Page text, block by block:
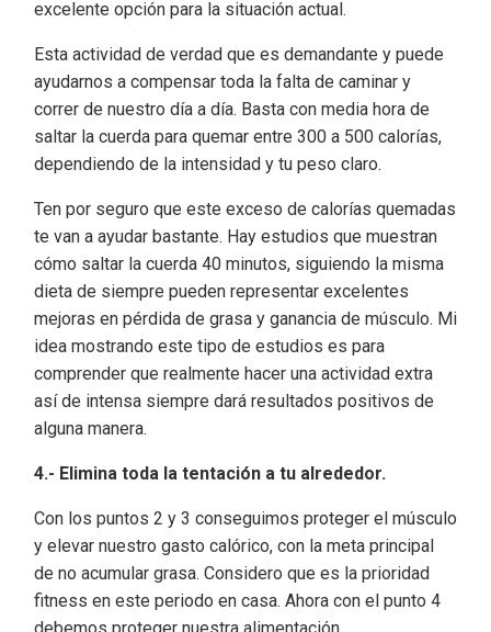
excelente opción para la situación actual.
Esta actividad de verdad que es demandante y puede
ayudarnos a compensar toda la falta de caminar y
correr de nuestro día a día. Basta con media hora de
saltar la cuerda para quemar entre 300 a 500 calorías,
dependiendo de la intensidad y tu peso claro.
Ten por seguro que este exceso de calorías quemadas
te van a ayudar bastante. Hay estudios que muestran
cómo saltar la cuerda 40 minutos, siguiendo la misma
dieta de siempre pueden representar excelentes
mejoras en pérdida de grasa y ganancia de músculo. Mi
idea mostrando este tipo de estudios es para
comprender que realmente hacer una actividad extra
así de intensa siempre dará resultados positivos de
alguna manera.
4.- Elimina toda la tentación a tu alrededor.
Con los puntos 2 y 3 conseguimos proteger el músculo
y elevar nuestro gasto calórico, con la meta principal
de no acumular grasa. Considero que es la prioridad
fitness en este periodo en casa. Ahora con el punto 4
debemos proteger nuestra alimentación.